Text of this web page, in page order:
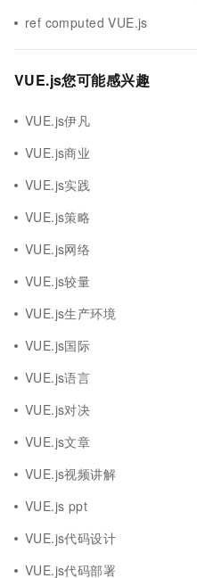
ref computed VUE.js
VUE.js您可能感兴趣
VUE.js伊凡
VUE.js商业
VUE.js实践
VUE.js策略
VUE.js网络
VUE.js较量
VUE.js生产环境
VUE.js国际
VUE.js语言
VUE.js对决
VUE.js文章
VUE.js视频讲解
VUE.js ppt
VUE.js代码设计
VUE.js代码部署